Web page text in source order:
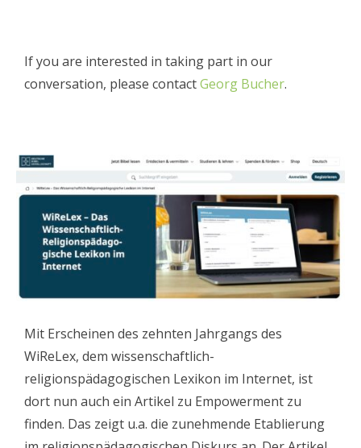
If you are interested in taking part in our
conversation, please contactGeorg Bucher.
Mit Erscheinen des zehnten Jahrgangs des
WiReLex, dem wissenschaftlich-
religionspädagogischen Lexikon im Internet, ist
dort nun auch ein Artikel zu Empowerment zu
finden. Das zeigt u.a. die zunehmende Etablierung